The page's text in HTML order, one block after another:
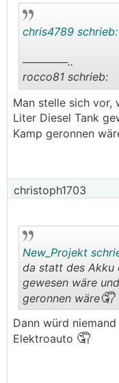
chris4789 schrieb:
──────..
rocco81 schrieb:
Dass bei dem
Brennen
kein Wunder.
Da wurde
Man stelle sich vor,
Liter Diesel Tank
Kamp geronnen
christoph1703
New_Projekt
da statt des Akku
gewesen wäre
geronnen wäre🤦
Dann würd
Elektroauto 🤦